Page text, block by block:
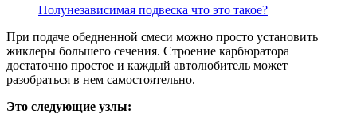
Полунезависимая подвеска что это такое?
При подаче обедненной смеси можно просто установить
жиклеры большего сечения. Строение карбюратора
достаточно простое и каждый автолюбитель может
разобраться в нем самостоятельно.
Это следующие узлы: